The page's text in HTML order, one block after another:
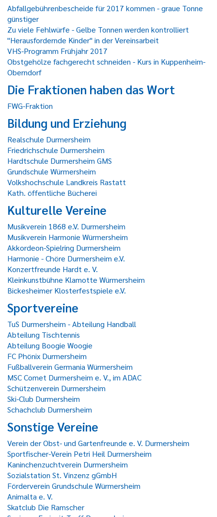
Abfallgebührenbescheide für 2017 kommen - graue Tonne
günstiger
Zu viele Fehlwürfe - Gelbe Tonnen werden kontrolliert
"Herausfordernde Kinder" in der Vereinsarbeit
VHS-Programm Frühjahr 2017
Obstgehölze fachgerecht schneiden - Kurs in Kuppenheim-
Oberndorf
Die Fraktionen haben das Wort
FWG-Fraktion
Bildung und Erziehung
Realschule Durmersheim
Friedrichschule Durmersheim
Hardtschule Durmersheim GMS
Grundschule Würmersheim
Volkshochschule Landkreis Rastatt
Kath. öffentliche Bücherei
Kulturelle Vereine
Musikverein 1868 e.V. Durmersheim
Musikverein Harmonie Würmersheim
Akkordeon-Spielring Durmersheim
Harmonie - Chöre Durmersheim e.V.
Konzertfreunde Hardt e. V.
Kleinkunstbühne Klamotte Würmersheim
Bickesheimer Klosterfestspiele e.V.
Sportvereine
TuS Durmersheim - Abteilung Handball
Abteilung Tischtennis
Abteilung Boogie Woogie
FC Phönix Durmersheim
Fußballverein Germania Würmersheim
MSC Comet Durmersheim e. V., im ADAC
Schützenverein Durmersheim
Ski-Club Durmersheim
Schachclub Durmersheim
Sonstige Vereine
Verein der Obst- und Gartenfreunde e. V. Durmersheim
Sportfischer-Verein Petri Heil Durmersheim
Kaninchenzuchtverein Durmersheim
Sozialstation St. Vinzenz gGmbH
Förderverein Grundschule Würmersheim
Animalta e. V.
Skatclub Die Ramscher